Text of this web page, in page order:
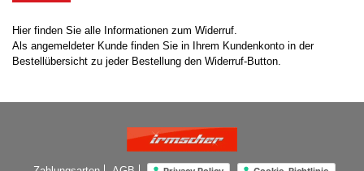
Hier finden Sie alle Informationen zum Widerruf.
Als angemeldeter Kunde finden Sie in Ihrem Kundenkonto in der
Bestellübersicht zu jeder Bestellung den Widerruf-Button.